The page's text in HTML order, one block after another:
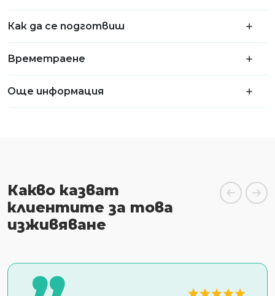
Как да се подготвиш
Времетраене
Още информация
Какво казват
клиентите за това
изживяване